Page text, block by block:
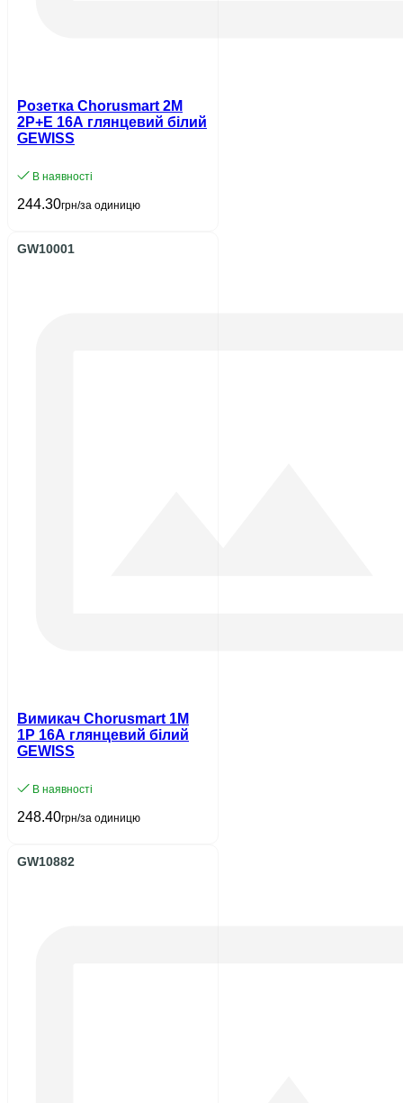
Розетка Chorusmart 2M
2P+E 16A глянцевий білий
GEWISS
В наявності
244.30грн/за одиницю
GW10001
Вимикач Chorusmart 1М
1P 16A глянцевий білий
GEWISS
В наявності
248.40грн/за одиницю
GW10882